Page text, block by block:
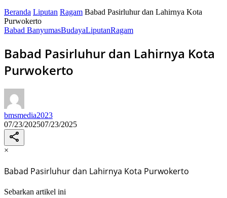
Beranda Liputan Ragam Babad Pasirluhur dan Lahirnya Kota
Purwokerto
Babad BanyumasBudayaLiputanRagam
Babad Pasirluhur dan Lahirnya Kota
Purwokerto
bmsmedia2023
07/23/202507/23/2025
×
Babad Pasirluhur dan Lahirnya Kota Purwokerto
Sebarkan artikel ini